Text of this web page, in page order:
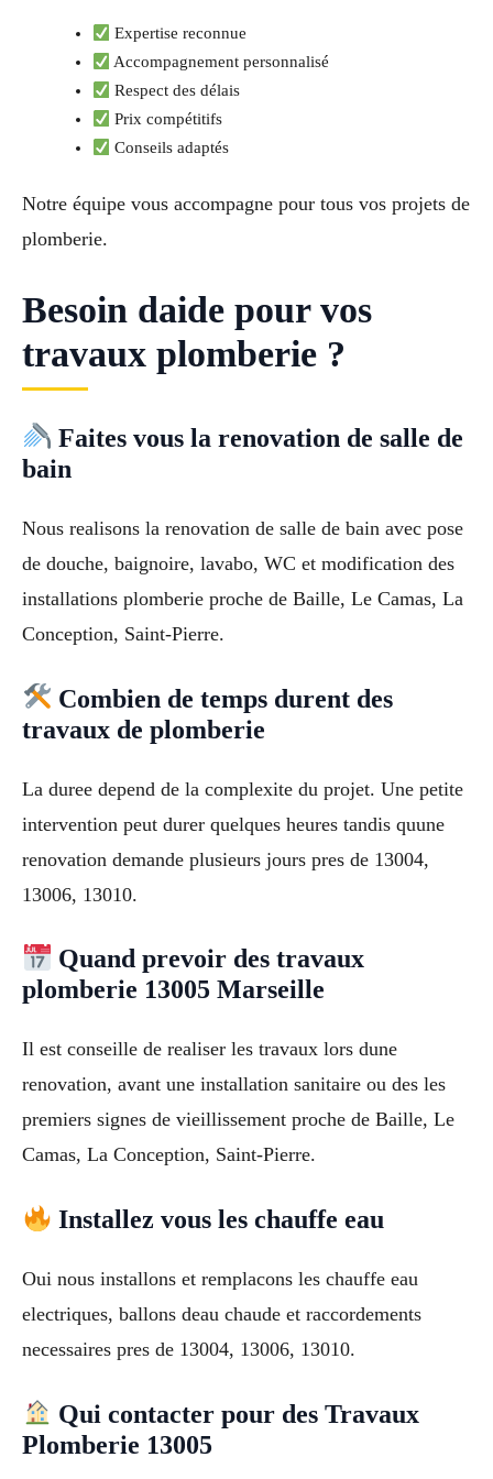
Expertise reconnue
Accompagnement personnalisé
Respect des délais
Prix compétitifs
Conseils adaptés
Notre équipe vous accompagne pour tous vos projets de
plomberie.
Besoin daide pour vos
travaux plomberie ?
Faites vous la renovation de salle de
bain
Nous realisons la renovation de salle de bain avec pose
de douche, baignoire, lavabo, WC et modification des
installations plomberie proche de Baille, Le Camas, La
Conception, Saint-Pierre.
Combien de temps durent des
travaux de plomberie
La duree depend de la complexite du projet. Une petite
intervention peut durer quelques heures tandis quune
renovation demande plusieurs jours pres de 13004,
13006, 13010.
Quand prevoir des travaux
plomberie 13005 Marseille
Il est conseille de realiser les travaux lors dune
renovation, avant une installation sanitaire ou des les
premiers signes de vieillissement proche de Baille, Le
Camas, La Conception, Saint-Pierre.
Installez vous les chauffe eau
Oui nous installons et remplacons les chauffe eau
electriques, ballons deau chaude et raccordements
necessaires pres de 13004, 13006, 13010.
Qui contacter pour des Travaux
Plomberie 13005